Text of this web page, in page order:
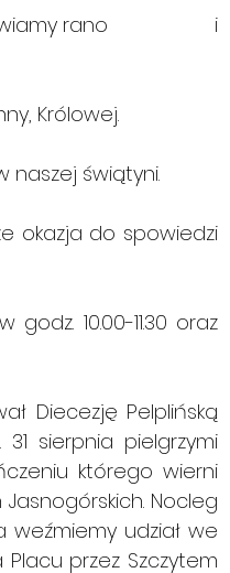
rano                   i
Królowej.
w naszej świątyni.
okazja do spowiedzi
10.00-11.30 oraz
Diecezję Pelplińską
sierpnia pielgrzymi
którego wierni
Nocleg
weźmiemy udział we
Placu przez Szczytem